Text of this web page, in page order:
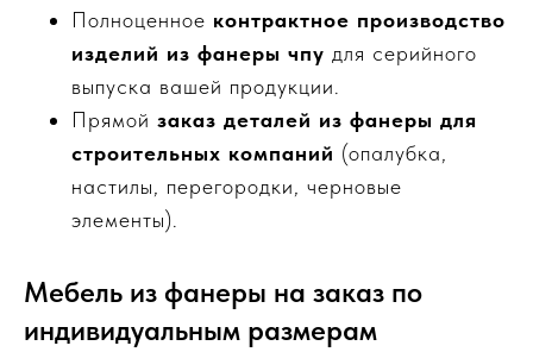
Полноценное контрактное производство
изделий из фанеры чпу для серийного
выпуска вашей продукции.
Прямой заказ деталей из фанеры для
строительных компаний (опалубка,
настилы, перегородки, черновые
элементы).
Мебель из фанеры на заказ по
индивидуальным размерам